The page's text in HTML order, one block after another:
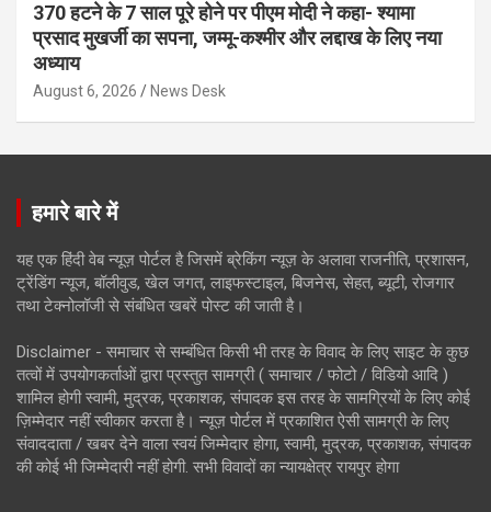
370 हटने के 7 साल पूरे होने पर पीएम मोदी ने कहा- श्यामा
प्रसाद मुखर्जी का सपना, जम्मू-कश्मीर और लद्दाख के लिए नया
अध्याय
August 6, 2026 News Desk
हमारे बारे में
यह एक हिंदी वेब न्यूज़ पोर्टल है जिसमें ब्रेकिंग न्यूज़ के अलावा राजनीति, प्रशासन,
ट्रेंडिंग न्यूज, बॉलीवुड, खेल जगत, लाइफस्टाइल, बिजनेस, सेहत, ब्यूटी, रोजगार
तथा टेक्नोलॉजी से संबंधित खबरें पोस्ट की जाती है।
Disclaimer - समाचार से सम्बंधित किसी भी तरह के विवाद के लिए साइट के कुछ
तत्वों में उपयोगकर्ताओं द्वारा प्रस्तुत सामग्री ( समाचार / फोटो / विडियो आदि )
शामिल होगी स्वामी, मुद्रक, प्रकाशक, संपादक इस तरह के सामग्रियों के लिए कोई
ज़िम्मेदार नहीं स्वीकार करता है। न्यूज़ पोर्टल में प्रकाशित ऐसी सामग्री के लिए
संवाददाता / खबर देने वाला स्वयं जिम्मेदार होगा, स्वामी, मुद्रक, प्रकाशक, संपादक
की कोई भी जिम्मेदारी नहीं होगी. सभी विवादों का न्यायक्षेत्र रायपुर होगा